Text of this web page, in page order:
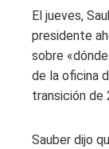
El jueves,
presidente
sobre
de la oficina
transición de
Sauber dijo